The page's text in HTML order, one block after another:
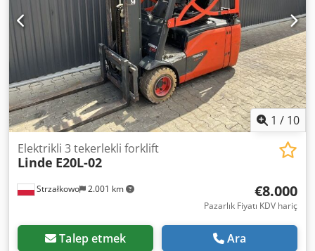
1 / 10
Strzałkowo 2.001 km
Elektrikli 3 tekerlekli forklift
Linde E20L-02
€8.000
Pazarlık Fiyatı KDV hariç
Talep etmek Ara